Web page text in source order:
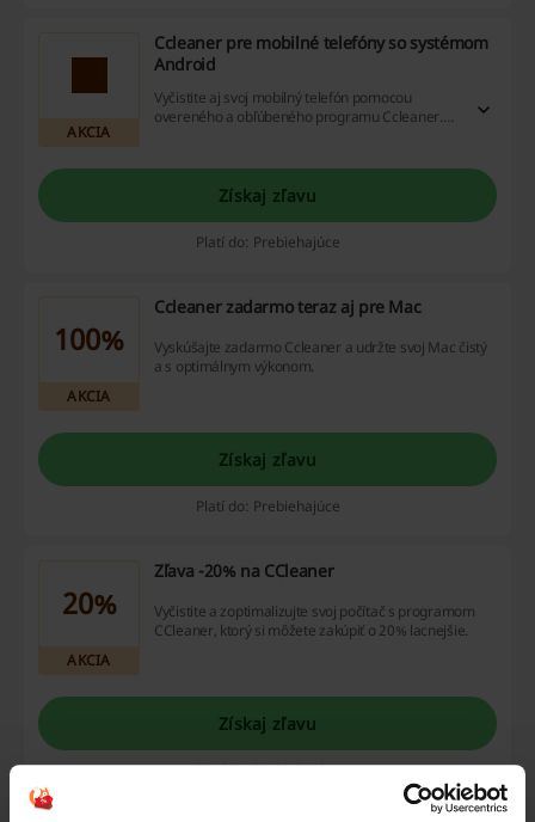
AKCIA
Ccleaner pre mobilné telefóny so systémom
Android
Vyčistite aj svoj mobilný telefón pomocou
overeného a obľúbeného programu Ccleaner.
Získaj zľavu
Platí do: Prebiehajúce
100%
AKCIA
Ccleaner zadarmo teraz aj pre Mac
Vyskúšajte zadarmo Ccleaner a udržte svoj Mac čistý
a s optimálnym výkonom.
Získaj zľavu
Platí do: Prebiehajúce
20%
AKCIA
Zľava -20% na CCleaner
Vyčistite a zoptimalizujte svoj počítač s programom
CCleaner, ktorý si môžete zakúpiť o 20% lacnejšie.
Získaj zľavu
Platí do: Prebiehajúce